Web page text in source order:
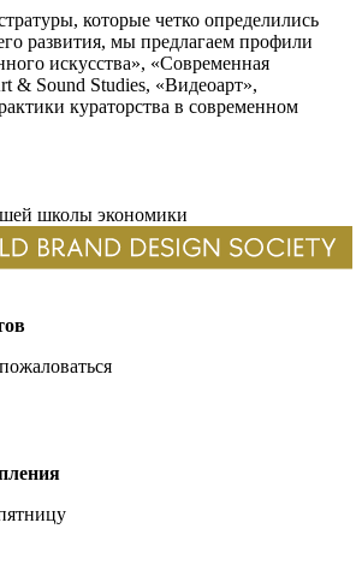
которые четко определились
развития, мы предлагаем профили
искусства», «Современная
& Sound Studies, «Видеоарт»,
кураторства в современном
школы экономики